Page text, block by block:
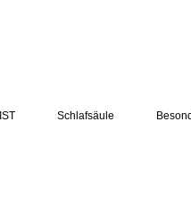
Schlafsäule